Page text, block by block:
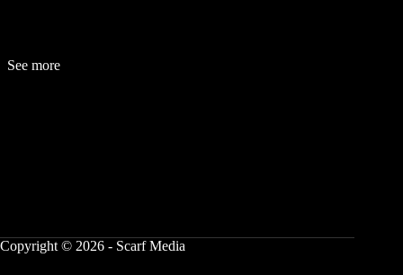
See more
Copyright © 2026 - Scarf Media